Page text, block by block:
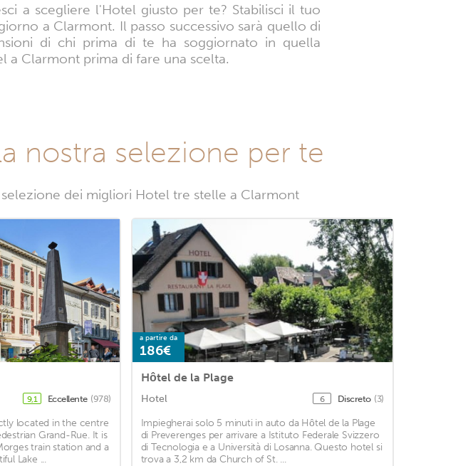
a scegliere l'Hotel giusto per te? Stabilisci il tuo
a Clarmont. Il passo successivo sarà quello di
di chi prima di te ha soggiornato in quella
a Clarmont prima di fare una scelta.
nostra selezione per te
dei migliori Hotel tre stelle a Clarmont
9,1 Eccellente (978)
located in the centre
Grand-Rue. It is
train station and a
Lake ...
a partire da
186€
Hôtel de la Plage
Hotel 6 Discreto (3)
Impiegherai solo 5 minuti in auto da Hôtel de la Plage
di Preverenges per arrivare a Istituto Federale Svizzero
di Tecnologia e a Università di Losanna. Questo hotel si
trova a 3,2 km da Church of St. ...